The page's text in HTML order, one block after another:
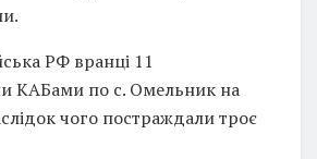
РФ вранці 11
КАБами по с. Омельник на
чого постраждали троє